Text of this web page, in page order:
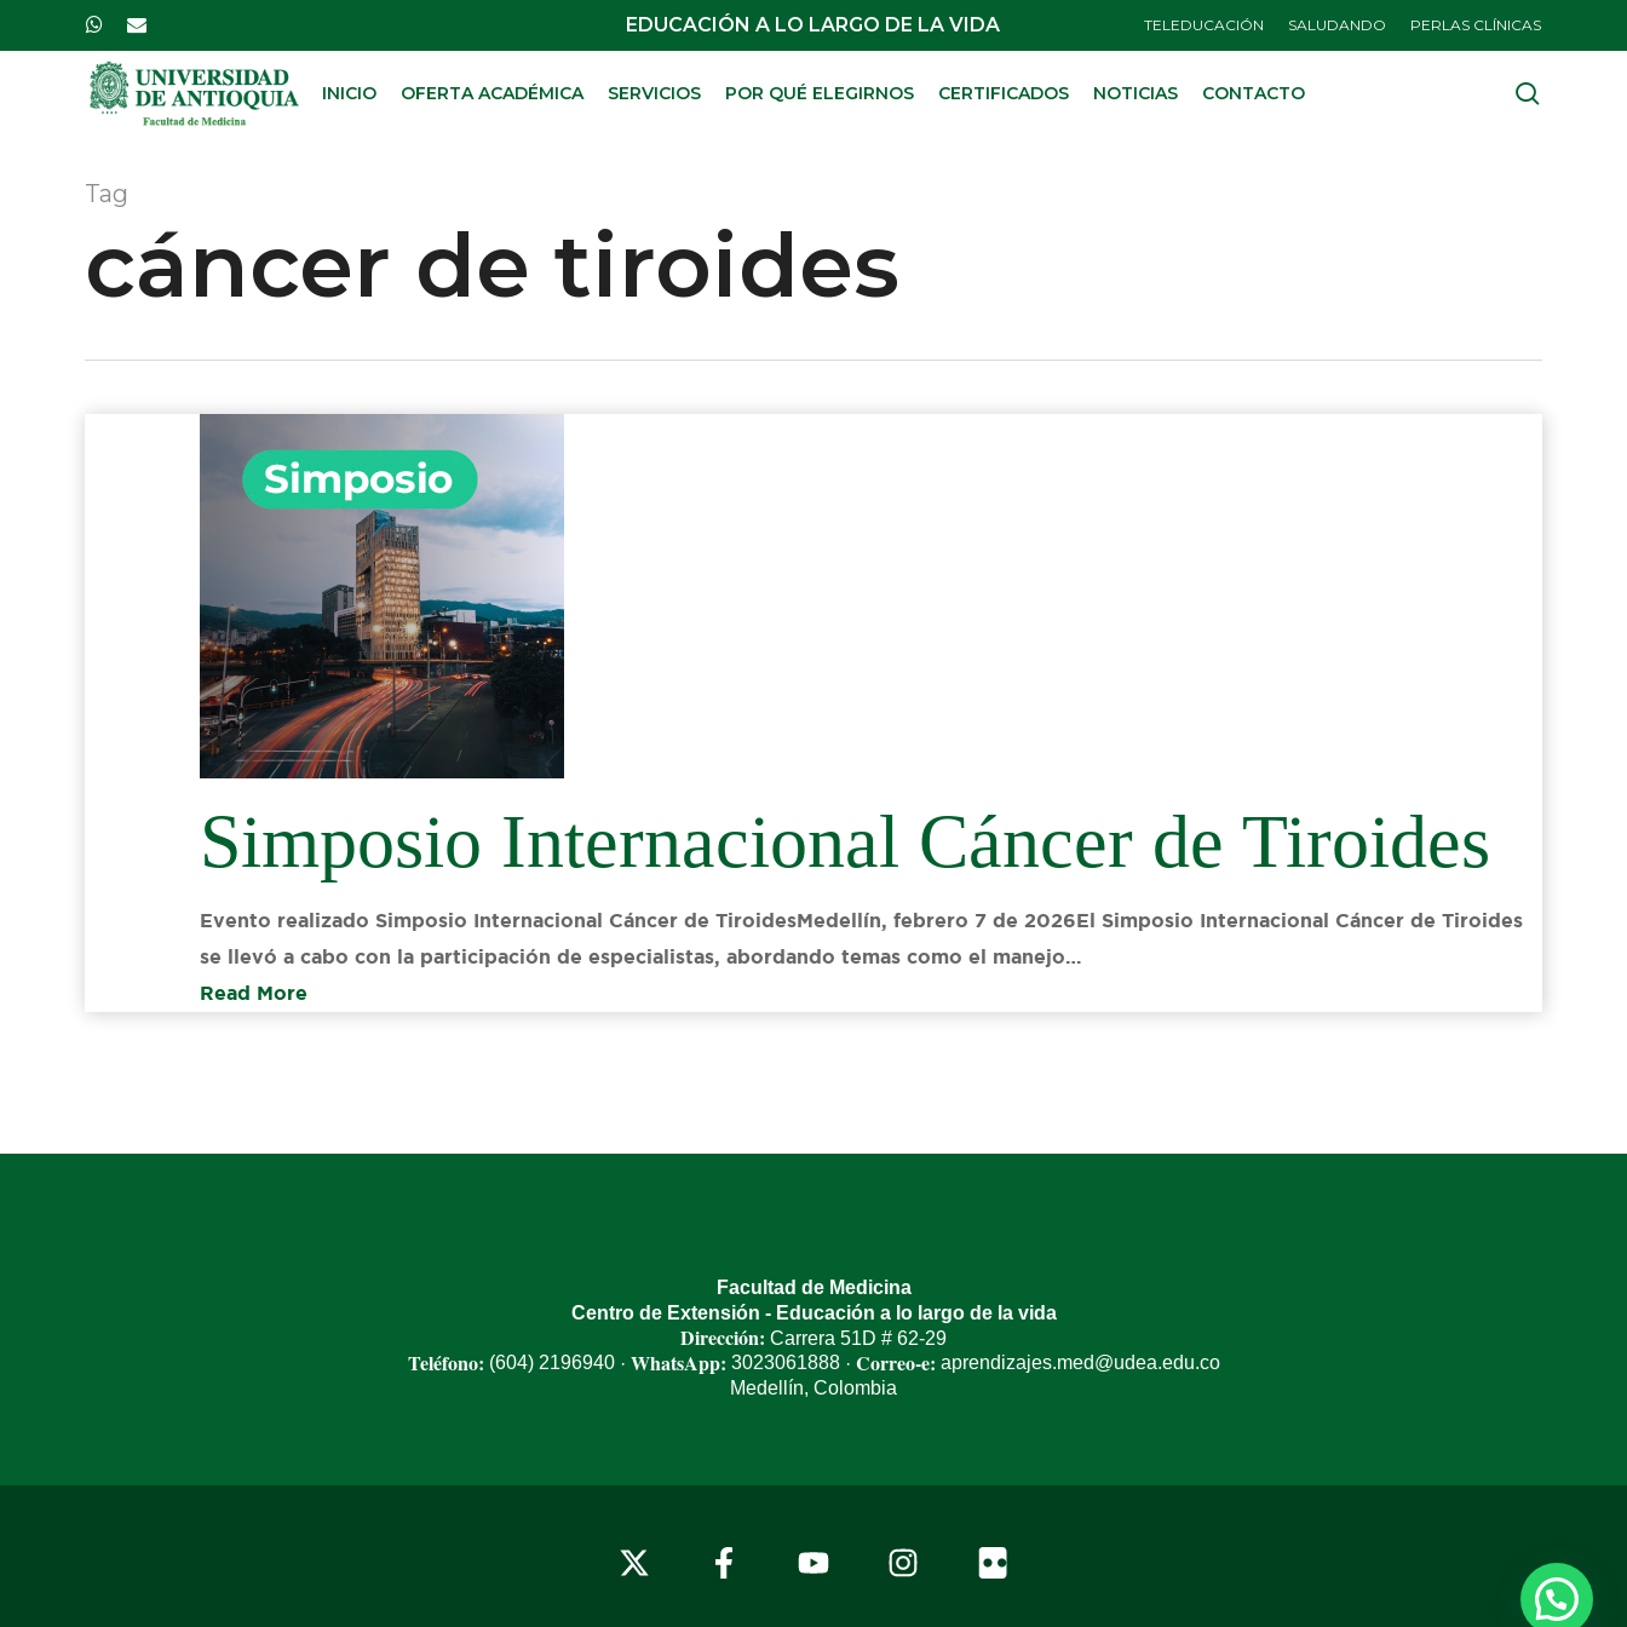
to
whatsapp
email EDUCACIÓN A LO LARGO DE LA VIDA TELEDUCACIÓN SALUDANDO PERLAS CLÍNICAS
INICIO OFERTA ACADÉMICA SERVICIOS POR QUÉ ELEGIRNOS CERTIFICADOS NOTICIAS CONTACTO
Tag
cáncer de tiroides
Simposio Internacional Cáncer de Tiroides
Evento realizado Simposio Internacional Cáncer de TiroidesMedellín, febrero 7 de 2026El Simposio Internacional Cáncer de Tiroides
se llevó a cabo con la participación de especialistas, abordando temas como el manejo…
Read More
Facultad de Medicina
Centro de Extensión - Educación a lo largo de la vida
Dirección: Carrera 51D # 62-29
Teléfono: (604) 2196940· WhatsApp: 3023061888· Correo-e: aprendizajes.med@udea.edu.co
Medellín, Colombia
x-
facebook instagram flickr